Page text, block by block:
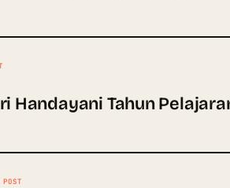
Handayani Tahun